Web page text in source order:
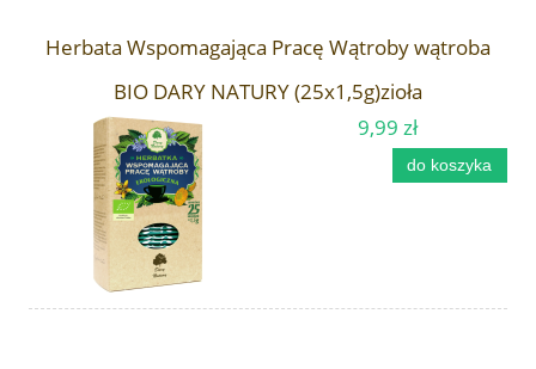
Herbata Wspomagająca Pracę Wątroby wątroba
BIO DARY NATURY (25x1,5g)zioła
9,99 zł
do koszyka